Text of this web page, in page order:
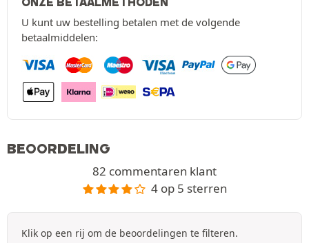
U kunt uw bestelling betalen met de volgende
betaalmiddelen:
BEOORDELING
82 commentaren klant
4 op 5 sterren
Klik op een rij om de beoordelingen te filteren.